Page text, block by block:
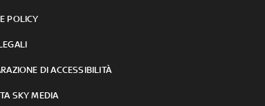
POLICY
DI ACCESSIBILITÀ
SKY MEDIA